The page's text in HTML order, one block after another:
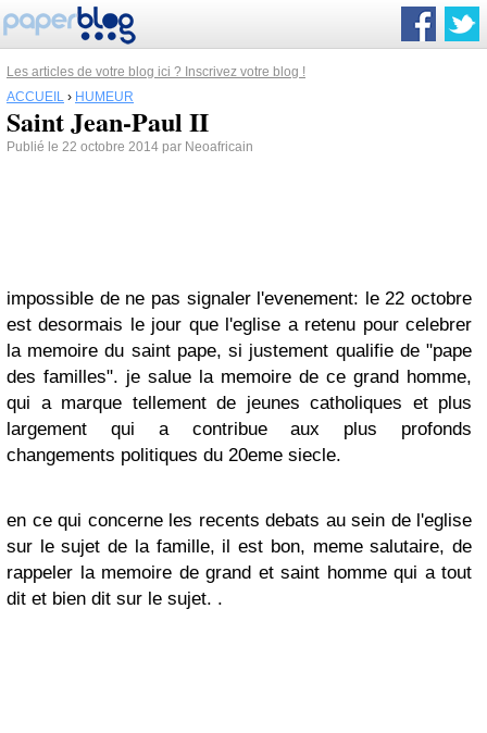
Les articles de votre blog ici ? Inscrivez votre blog !
ACCUEIL › HUMEUR
Saint Jean-Paul II
Publié le 22 octobre 2014 par Neoafricain
impossible de ne pas signaler l'evenement: le 22 octobre
est desormais le jour que l'eglise a retenu pour celebrer
la memoire du saint pape, si justement qualifie de "pape
des familles". je salue la memoire de ce grand homme,
qui a marque tellement de jeunes catholiques et plus
largement qui a contribue aux plus profonds
changements politiques du 20eme siecle.
en ce qui concerne les recents debats au sein de l'eglise
sur le sujet de la famille, il est bon, meme salutaire, de
rappeler la memoire de grand et saint homme qui a tout
dit et bien dit sur le sujet. .